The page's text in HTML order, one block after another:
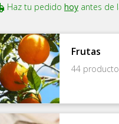
Haz tu pedido hoy antes de
Frutas
44